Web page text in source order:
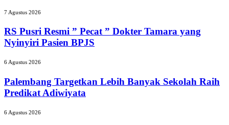
RS
Resmi
”
Pecat
Dokter
yang
Nyinyiri
BPJS
7 Agustus 2026
RS Pusri Resmi ” Pecat ” Dokter Tamara yang
Nyinyiri Pasien BPJS
Palembang
Lebih
Banyak
Sekolah
Predikat
6 Agustus 2026
Palembang Targetkan Lebih Banyak Sekolah Raih
Predikat Adiwiyata
Pemkot
6 Agustus 2026